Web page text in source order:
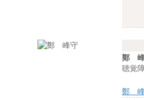
鄭 峰
聴覚
鄭 峰